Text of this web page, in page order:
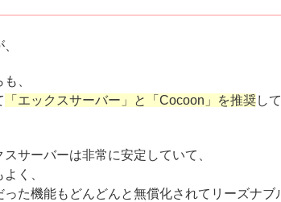
、
「エックスサーバー」と「Cocoon」を推奨し
スサーバーは非常に安定していて、
く、
った機能もどんどんと無償化されてリーズナブ